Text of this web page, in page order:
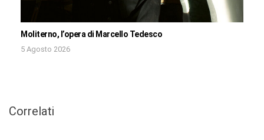
Moliterno, l’opera di Marcello Tedesco
5 Agosto 2026
Correlati